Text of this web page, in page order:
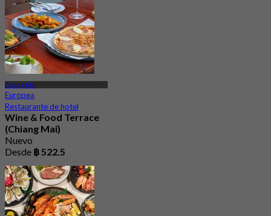
Chiang Mai
Europea
Restaurante de hotel
Wine & Food Terrace
(Chiang Mai)
Nuevo
Desde ฿ 522.5